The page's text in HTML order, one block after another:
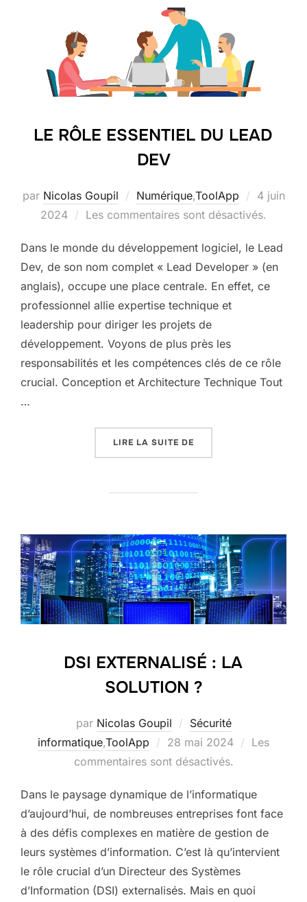
LE RÔLE ESSENTIEL DU LEAD
DEV
par Nicolas Goupil Numérique,ToolApp
Publié
le
4 juin
2024
Les commentaires sont désactivés.
Dans le monde du développement logiciel, le Lead
Dev, de son nom complet « Lead Developer » (en
anglais), occupe une place centrale. En effet, ce
professionnel allie expertise technique et
leadership pour diriger les projets de
développement. Voyons de plus près les
responsabilités et les compétences clés de ce rôle
crucial. Conception et Architecture Technique Tout
…
LIRE LA SUITE DE
DSI EXTERNALISÉ : LA
SOLUTION ?
par Nicolas Goupil
Sécurité
informatique,ToolApp
Publié
le
28 mai 2024
Les
commentaires sont désactivés.
Dans le paysage dynamique de l’informatique
d’aujourd’hui, de nombreuses entreprises font face
à des défis complexes en matière de gestion de
leurs systèmes d’information. C’est là qu’intervient
le rôle crucial d’un Directeur des Systèmes
d’Information (DSI) externalisés. Mais en quoi